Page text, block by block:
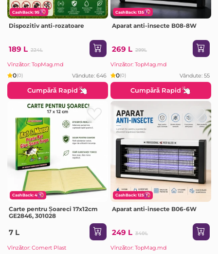
CashBack: 95
Dispozitiv anti-rozatoare
189 L 224L
Vînzător: TopMag.md
0(0) Vândute: 646
Cumpără Rapid
CashBack: 135
Aparat anti-insecte B08-8W
269 L 299L
Vînzător: TopMag.md
0(0) Vândute: 55
Cumpără Rapid
CashBack: 4
Carte pentru Șoareci 17x12cm
GE2846, 301028
7 L
Vînzător: Comert Plast
CashBack: 125
Aparat anti-insecte B06-6W
249 L 340L
Vînzător: TopMag.md